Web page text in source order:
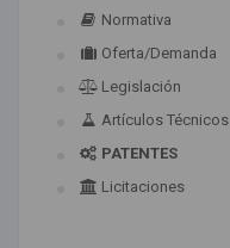
Normativa
Oferta/Demanda
Legislación
Artículos Técnicos
PATENTES
Licitaciones